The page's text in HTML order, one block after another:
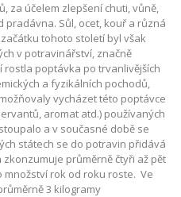
za účelem zlepšení chuti, vůně,
Sůl, ocet, kouř a různá
tohoto století byl však
v potravinářství, značně
rostla poptávka po trvanlivějších
a fyzikálních pochodů,
vycházet této poptávce
aromat atd.) používaných
a v současné době se
státech se do potravin přidává
průměrně čtyři až pět
množství rok od roku roste. Ve
3 kilogramy